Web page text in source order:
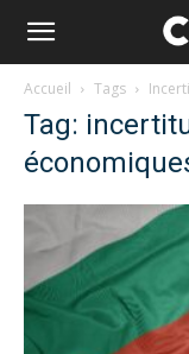
Accueil Tags
Tag: